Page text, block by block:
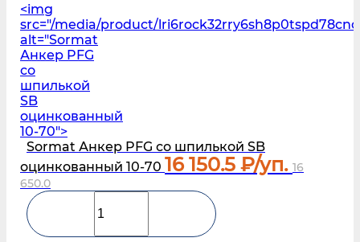
<img
src="/media/product/
alt="Sormat
Анкер PFG
со
шпилькой
SB
оцинкованный
10-70">
Sormat Анкер PFG со шпилькой SB
оцинкованный 10-70 16 150.5 ₽/уп. 16
650.0